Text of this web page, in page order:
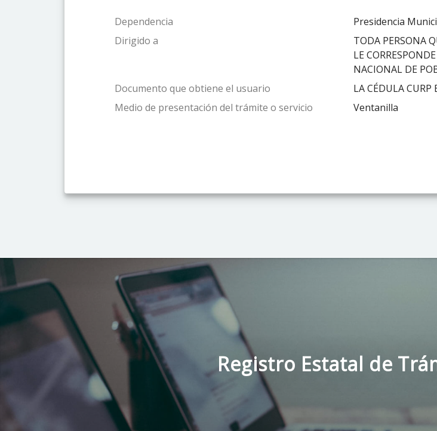
Dependencia
Presidencia
Dirigido a
TODA PERSONA
LE
NACIONAL DE
Documento que obtiene el usuario
LA CÉDULA CURP
Medio de presentación del trámite o servicio
Ventanilla
Registro Estatal de